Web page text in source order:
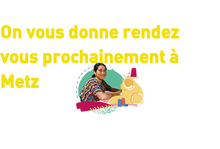
On vous donne rendez
vous prochainement à
Metz